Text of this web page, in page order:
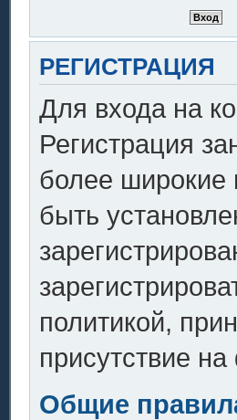
РЕГИСТРАЦИЯ
Для входа на
Регистрация
более широкие
быть
политикой,
присутствие
Общие